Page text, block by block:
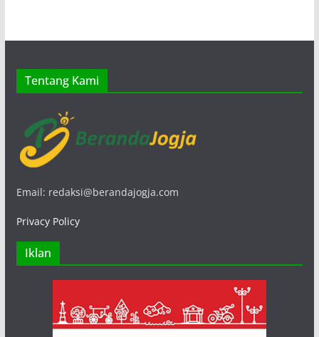
Tentang Kami
Email: redaksi@berandajogja.com
Privacy Policy
Iklan